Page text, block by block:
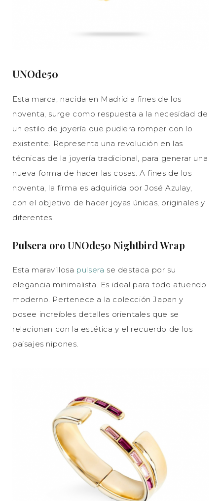
UNOde50
Esta marca, nacida en Madrid a fines de los
noventa, surge como respuesta a la necesidad de
un estilo de joyería que pudiera romper con lo
existente. Representa una revolución en las
técnicas de la joyería tradicional, para generar una
nueva forma de hacer las cosas. A fines de los
noventa, la firma es adquirida por José Azulay,
con el objetivo de hacer joyas únicas, originales y
diferentes.
Pulsera oro UNOde50 Nightbird Wrap
Esta maravillosa pulsera se destaca por su
elegancia minimalista. Es ideal para todo atuendo
moderno. Pertenece a la colección Japan y
posee increíbles detalles orientales que se
relacionan con la estética y el recuerdo de los
paisajes nipones.